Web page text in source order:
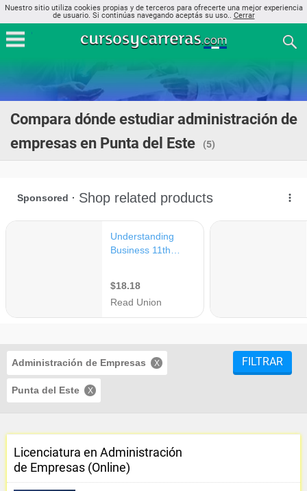
Nuestro sitio utiliza cookies propias y de terceros para ofrecerte una mejor experiencia
de usuario. Si continúas navegando aceptás su uso.. Cerrar
Compara dónde estudiar administración de
empresas en Punta del Este
(5)
Administración de Empresas
Punta del Este
FILTRAR
Licenciatura en Administración
de Empresas (Online)